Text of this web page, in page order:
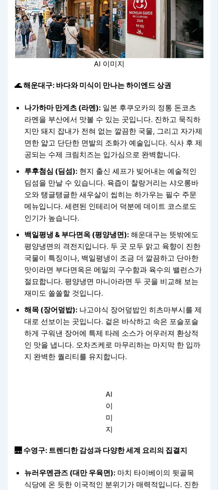
AI 이미지
🌊 해운대구: 바다와 미식이 만나는 하이엔드 상권
나가하마 만게츠 (라멘): 일본 후쿠오카의 정통 돈코츠
라멘을 부산에서 맛볼 수 있는 곳입니다. 진하고 묵직하
지만 돼지 잡내가 전혀 없는 깔끔한 국물, 그리고 자가제
면한 얇고 단단한 면발의 조화가 예술입니다. 식사 후 제
공되는 수제 크림치즈는 입가심으로 완벽합니다.
루후첨심 (딤섬): 현지 출신 셰프가 빚어내는 예술적인
딤섬을 만날 수 있습니다. 육즙이 찰랑거리는 샤오롱바
오와 탱글탱글한 새우살이 씹히는 하가우는 필수 주문
메뉴입니다. 세련된 인테리어 덕분에 데이트 코스로도
인기가 높습니다.
백일평냉 & 부다면옥 (평양냉면): 해운대구는 뜻밖에도
평양냉면의 격전지입니다. 두 곳 모두 맑고 육향이 진한
국물이 특징이나, 백일평냉이 조금 더 깔끔하고 단아한
맛이라면 부다면옥은 메밀의 구수함과 육수의 밸런스가
절묘합니다. 평양냉면 마니아라면 두 곳을 비교해 보는
재미도 쏠쏠할 것입니다.
해목 (장어덮밥): 나고야식 장어덮밥인 히츠마부시를 제
대로 선보이는 곳입니다. 겉은 바삭하고 속은 포슬포슬
하게 구워낸 장어에 특제 타레 소스가 어우러져 환상적
인 맛을 냅니다. 오차즈케로 마무리하는 마지막 한 입까
지 완벽한 퀄리티를 유지합니다.
AI
이
미
지
🌉 수영구: 트렌디한 감성과 다양한 세계 요리의 집결지
뉴러우멘관즈 (대만 우육면): 마치 타이베이의 뒷골목
식당에 온 듯한 이국적인 분위기가 매력적입니다. 진한